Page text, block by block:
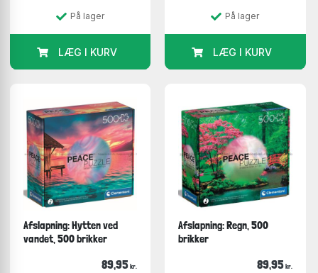
På lager
LÆG I KURV
På lager
LÆG I KURV
Afslapning: Hytten ved
vandet, 500 brikker
89,95 kr.
Afslapning: Regn, 500
brikker
89,95 kr.